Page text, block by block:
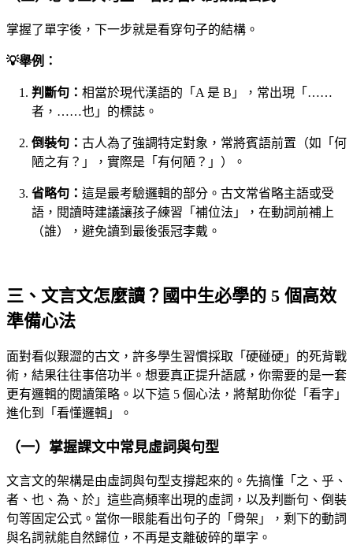
掌握了單字後，下一步就是看穿句子的結構。
💡舉例：
判斷句： 相當於現代漢語的「A 是 B」，常出現「……
者，……也」的標誌。
倒裝句： 古人為了強調特定對象，常將賓語前置（如「何
陋之有？」，實際是「有何陋？」）。
省略句： 這是最考驗邏輯的部分。古文常省略主語或受
語，閱讀時建議讓孩子練習「補位法」，在動詞前補上
（誰），避免讀到最後張冠李戴。
三、文言文怎麼讀？國中生必學的 5 個高效
準備心法
面對看似艱澀的古文，許多學生習慣採取「硬碰硬」的死背戰
術，結果往往事倍功半。想要真正提升語感，你需要的是一套
更有邏輯的閱讀策略。以下這 5 個心法，將幫助你從「看字」
進化到「看懂邏輯」。
（一）掌握課文中常見虛詞與句型
文言文的架構是由虛詞與句型支撐起來的。先搞懂「之、乎、
者、也、為、於」這些高頻率出現的虛詞，以及判斷句、倒裝
句等固定公式。當你一眼能看出句子的「骨架」，剩下的動詞
與名詞就能自然歸位，不再是支離破碎的單字。